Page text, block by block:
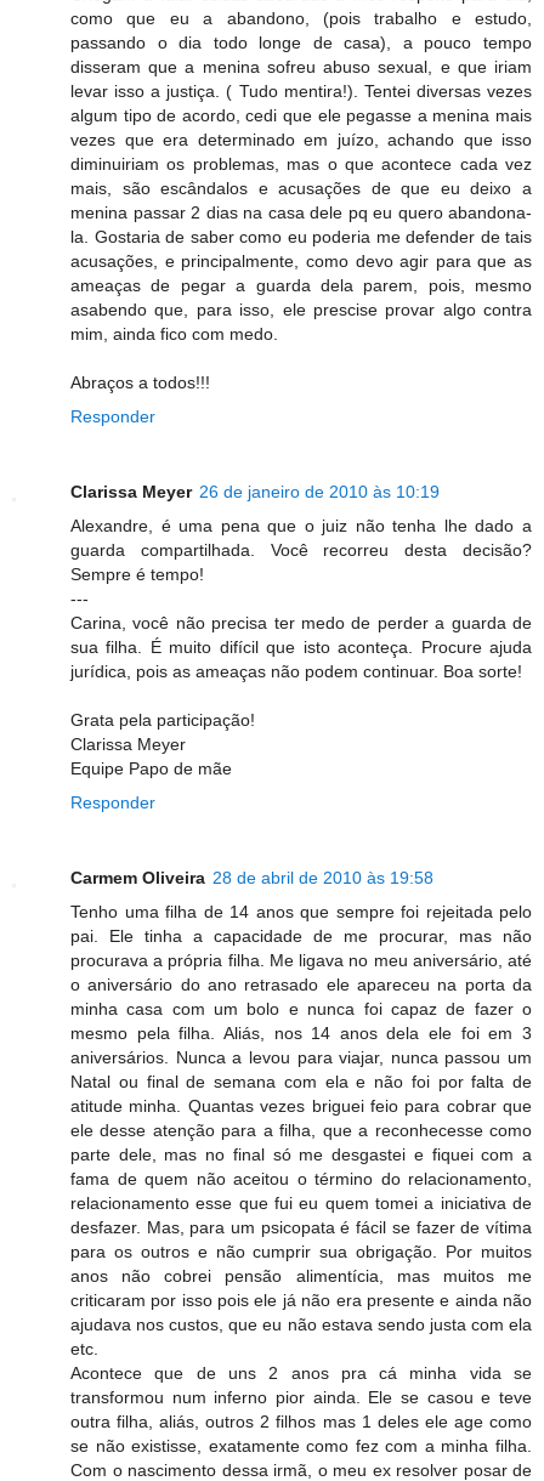
como que eu a abandono, (pois trabalho e estudo,
passando o dia todo longe de casa), a pouco tempo
disseram que a menina sofreu abuso sexual, e que iriam
levar isso a justiça. ( Tudo mentira!). Tentei diversas vezes
algum tipo de acordo, cedi que ele pegasse a menina mais
vezes que era determinado em juízo, achando que isso
diminuiriam os problemas, mas o que acontece cada vez
mais, são escândalos e acusações de que eu deixo a
menina passar 2 dias na casa dele pq eu quero abandona-
la. Gostaria de saber como eu poderia me defender de tais
acusações, e principalmente, como devo agir para que as
ameaças de pegar a guarda dela parem, pois, mesmo
asabendo que, para isso, ele prescise provar algo contra
mim, ainda fico com medo.
Abraços a todos!!!
Responder
Clarissa Meyer 26 de janeiro de 2010 às 10:19
Alexandre, é uma pena que o juiz não tenha lhe dado a
guarda compartilhada. Você recorreu desta decisão?
Sempre é tempo!
---
Carina, você não precisa ter medo de perder a guarda de
sua filha. É muito difícil que isto aconteça. Procure ajuda
jurídica, pois as ameaças não podem continuar. Boa sorte!
Grata pela participação!
Clarissa Meyer
Equipe Papo de mãe
Responder
Carmem Oliveira 28 de abril de 2010 às 19:58
Tenho uma filha de 14 anos que sempre foi rejeitada pelo
pai. Ele tinha a capacidade de me procurar, mas não
procurava a própria filha. Me ligava no meu aniversário, até
o aniversário do ano retrasado ele apareceu na porta da
minha casa com um bolo e nunca foi capaz de fazer o
mesmo pela filha. Aliás, nos 14 anos dela ele foi em 3
aniversários. Nunca a levou para viajar, nunca passou um
Natal ou final de semana com ela e não foi por falta de
atitude minha. Quantas vezes briguei feio para cobrar que
ele desse atenção para a filha, que a reconhecesse como
parte dele, mas no final só me desgastei e fiquei com a
fama de quem não aceitou o término do relacionamento,
relacionamento esse que fui eu quem tomei a iniciativa de
desfazer. Mas, para um psicopata é fácil se fazer de vítima
para os outros e não cumprir sua obrigação. Por muitos
anos não cobrei pensão alimentícia, mas muitos me
criticaram por isso pois ele já não era presente e ainda não
ajudava nos custos, que eu não estava sendo justa com ela
etc.
Acontece que de uns 2 anos pra cá minha vida se
transformou num inferno pior ainda. Ele se casou e teve
outra filha, aliás, outros 2 filhos mas 1 deles ele age como
se não existisse, exatamente como fez com a minha filha.
Com o nascimento dessa irmã, o meu ex resolver posar de